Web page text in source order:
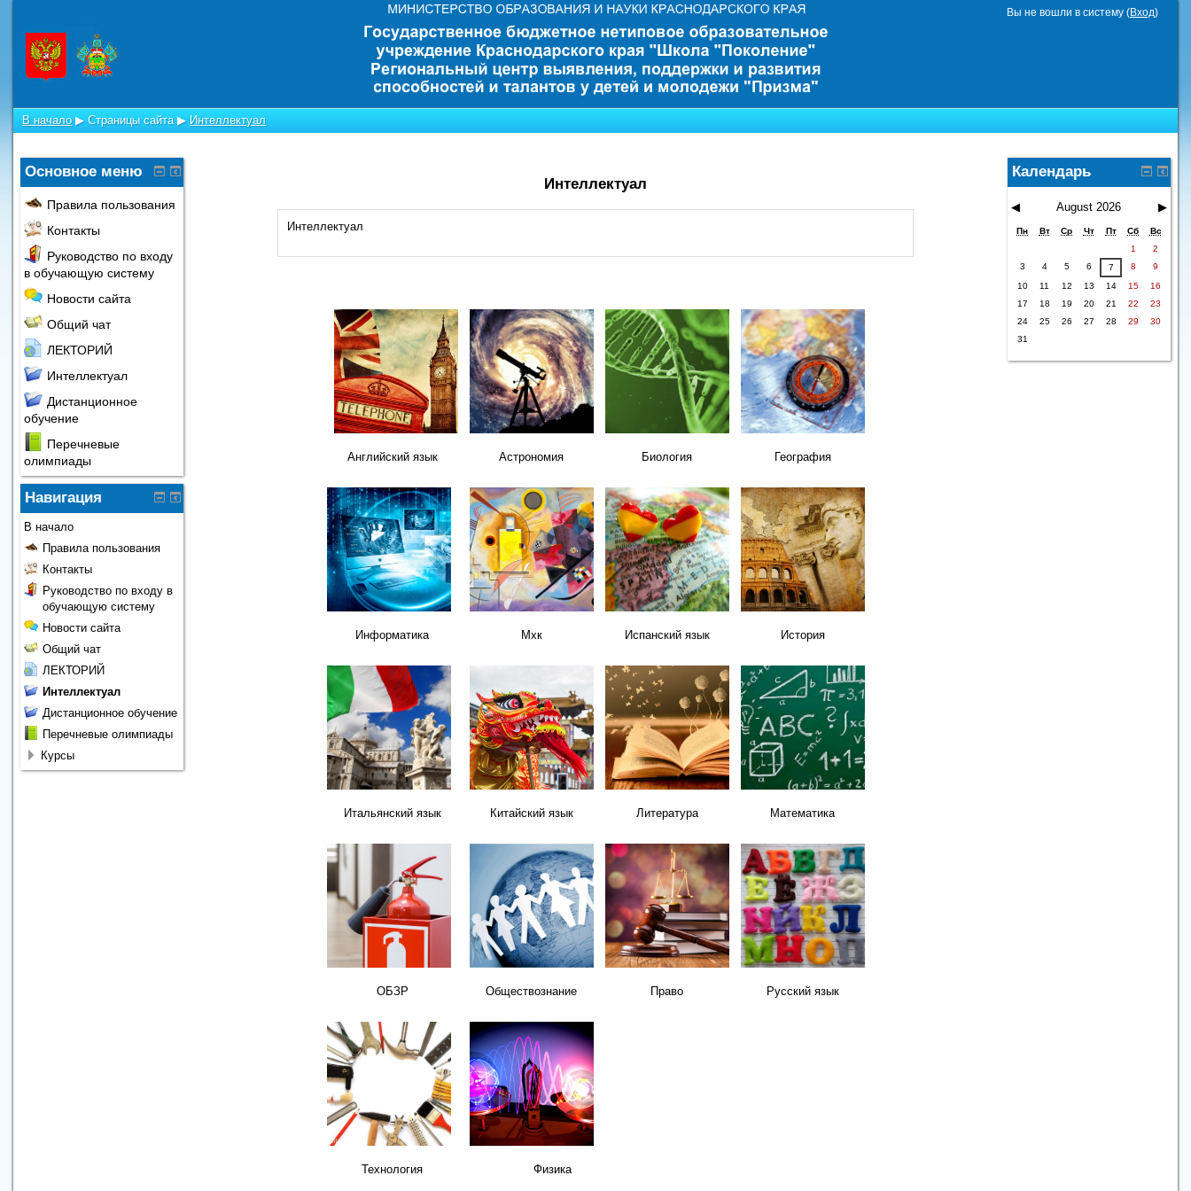
Вы не вошли в систему (Вход)
В начало ▶ Страницы сайта ▶ Интеллектуал
Интеллектуал
Интеллектуал
Английский язык Астрономия Биология География
Информатика Мхк Испанский язык История
Итальянский язык Китайский язык Литература Математика
ОБЗР Обществознание Право Русский язык
Технология Физика
Основное меню
Правила пользования
Контакты
Руководство по входу
в обучающую систему
Новости сайта
Общий чат
ЛЕКТОРИЙ
Интеллектуал
Дистанционное
обучение
Перечневые
олимпиады
Навигация
В начало
Правила пользования
Контакты
Руководство по входу в
обучающую систему
Новости сайта
Общий чат
ЛЕКТОРИЙ
Интеллектуал
Дистанционное обучение
Перечневые олимпиады
Курсы
Календарь
◀ August 2026 ▶
Пн Вт Ср Чт Пт Сб
Вс
1
2
3
4 5 6 7 8
9
10
11 12 13 14 15
16
17
18 19 20 21 22
23
24
25 26 27 28 29
30
31